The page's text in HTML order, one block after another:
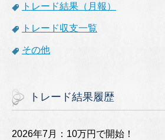
トレード結果（月報）
トレード収支一覧
その他
トレード結果履歴
2026年7月：10万円で開始！